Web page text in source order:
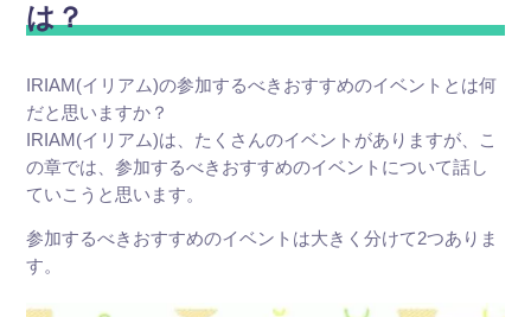
は？
IRIAM(イリアム)の参加するべきおすすめのイベントとは何
だと思いますか？
IRIAM(イリアム)は、たくさんのイベントがありますが、こ
の章では、参加するべきおすすめのイベントについて話し
ていこうと思います。
参加するべきおすすめのイベントは大きく分けて2つありま
す。